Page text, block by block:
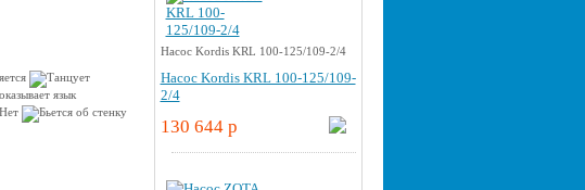
Насос Kordis KRL 100-125/109-2/4
Насос Kordis KRL 100-125/109-
2/4
130 644 p